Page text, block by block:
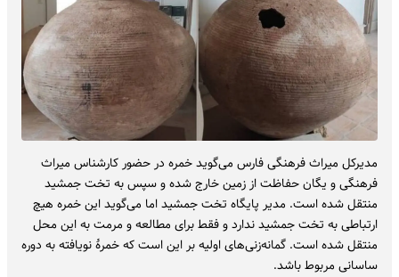
مدیرکل میراث فرهنگی فارس می‌گوید خمره در حضور کارشناس میراث
فرهنگی و یگان حفاظت از زمین خارج شده و سپس به تخت جمشید
منتقل شده است. مدیر پایگاه تخت جمشید اما می‌گوید این خمره هیچ
ارتباطی به تخت جمشید ندارد و فقط برای مطالعه و مرمت به این محل
منتقل شده است. گمانه‌زنی‌های اولیه بر این است که خمرۀ نویافته به دوره
ساسانی مربوط باشد.